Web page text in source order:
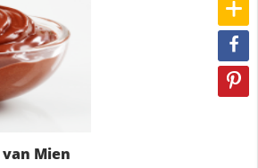
Mien